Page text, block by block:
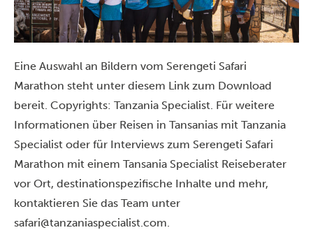
Eine Auswahl an Bildern vom Serengeti Safari
Marathon steht unter diesem Link zum Download
bereit. Copyrights: Tanzania Specialist. Für weitere
Informationen über Reisen in Tansanias mit Tanzania
Specialist oder für Interviews zum Serengeti Safari
Marathon mit einem Tansania Specialist Reiseberater
vor Ort, destinationspezifische Inhalte und mehr,
kontaktieren Sie das Team unter
safari@tanzaniaspecialist.com